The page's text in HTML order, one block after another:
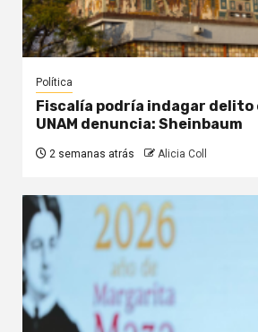
Política
Fiscalía podría indagar delito
UNAM denuncia: Sheinbaum
2 semanas atrás Alicia Coll